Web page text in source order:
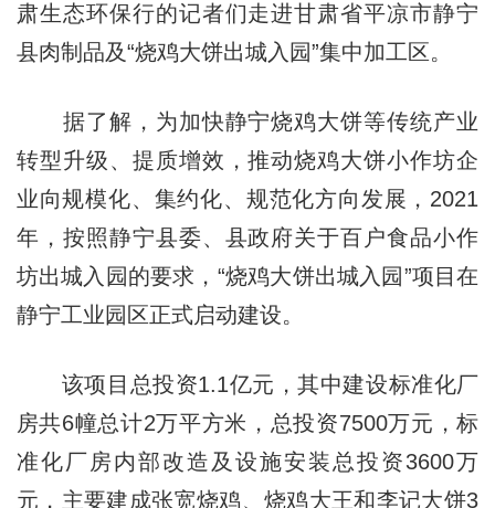
肃生态环保行的记者们走进甘肃省平凉市静宁
县肉制品及“烧鸡大饼出城入园”集中加工区。
据了解，为加快静宁烧鸡大饼等传统产业
转型升级、提质增效，推动烧鸡大饼小作坊企
业向规模化、集约化、规范化方向发展，2021
年，按照静宁县委、县政府关于百户食品小作
坊出城入园的要求，“烧鸡大饼出城入园”项目在
静宁工业园区正式启动建设。
该项目总投资1.1亿元，其中建设标准化厂
房共6幢总计2万平方米，总投资7500万元，标
准化厂房内部改造及设施安装总投资3600万
元，主要建成张宽烧鸡、烧鸡大王和李记大饼3